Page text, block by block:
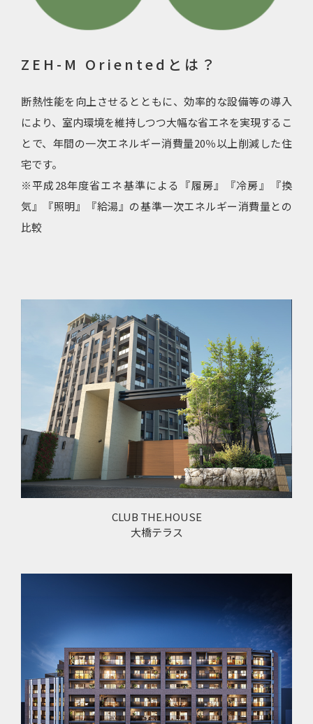
ZEH-M Orientedとは？
断熱性能を向上させるとともに、効率的な設備等の導入
により、室内環境を維持しつつ大幅な省エネを実現するこ
とで、年間の一次エネルギー消費量20％以上削減した住
宅です。
※平成28年度省エネ基準による『履房』『冷房』『換
気』『照明』『給湯』の基準一次エネルギー消費量との
比較
CLUB THE.HOUSE
大橋テラス